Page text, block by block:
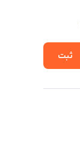
ثبت